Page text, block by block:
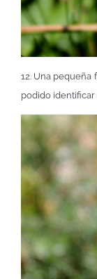
12. Una pequeña
podido